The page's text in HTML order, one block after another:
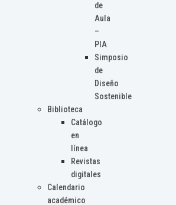
de
Aula
–
PIA
Simposio
de
Diseño
Sostenible
Biblioteca
Catálogo
en
línea
Revistas
digitales
Calendario
académico